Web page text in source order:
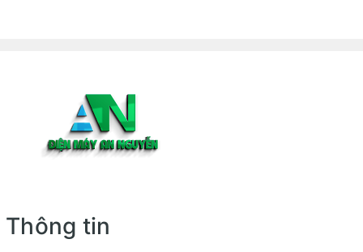
Thông tin